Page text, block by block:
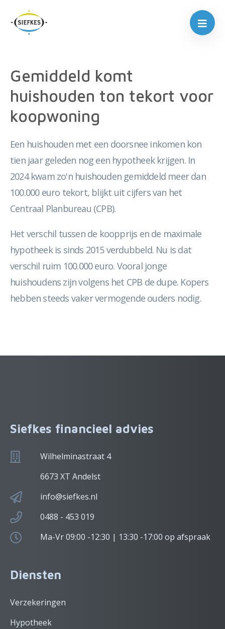
Gemiddeld komt
huishouden ton tekort voor
koopwoning
Een huishouden met een doorsnee inkomen kon
tien jaar geleden nog een hypotheek krijgen. In
2024 kwam zo'n huishouden gemiddeld meer dan
100.000 euro tekort, blijkt uit cijfers van het
Centraal Planbureau (CPB).
Het verschil tussen de koopprijs en de maximale
hypotheek is sinds 2015 verdubbeld. Nu is dat
verschil ruim 100.000 euro. Vooral jonge
huishoudens zijn volgens het CPB de dupe. Kopers
hebben steeds vaker vermogende ouders nodig.
Siefkes financieel advies
Wilhelminastraat 4
6673 XT Andelst
info@siefkes.nl
0488 - 453 019
Ma-Vr 09:00 -12:30 | 13:30 -17:00 op afspraak
Diensten
Verzekeringen
Hypotheek